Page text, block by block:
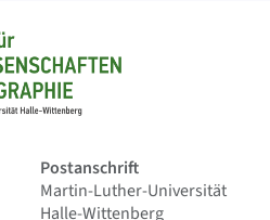
Postanschrift
Martin-Luther-Universität
Halle-Wittenberg